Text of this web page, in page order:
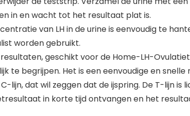
in en wacht tot het resultaat plat is.
van LH in de urine is eenvoudig te
worden gebruikt.
geschikt voor de Home-LH-
te begrijpen. Het is een eenvoudige en
lijn, dat wil zeggen dat de ijspring. De T-lijn
in korte tijd ontvangen en het